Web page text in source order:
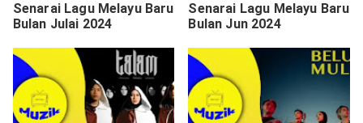
Senarai Lagu Melayu Baru
Bulan Julai 2024
Senarai Lagu Melayu Baru
Bulan Jun 2024